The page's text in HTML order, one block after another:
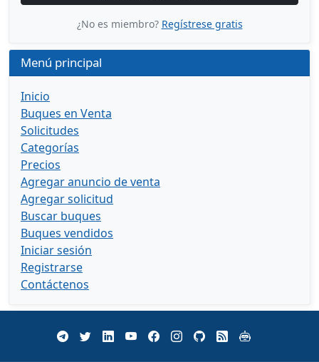
¿No es miembro? Regístrese gratis
Menú principal
Inicio
Buques en Venta
Solicitudes
Categorías
Precios
Agregar anuncio de venta
Agregar solicitud
Buscar buques
Buques vendidos
Iniciar sesión
Registrarse
Contáctenos